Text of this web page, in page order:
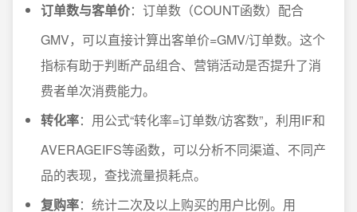
订单数与客单价：订单数（COUNT函数）配合
GMV，可以直接计算出客单价=GMV/订单数。这个
指标有助于判断产品组合、营销活动是否提升了消
费者单次消费能力。
转化率：用公式“转化率=订单数/访客数”，利用IF和
AVERAGEIFS等函数，可以分析不同渠道、不同产
品的表现，查找流量损耗点。
复购率：统计二次及以上购买的用户比例。用